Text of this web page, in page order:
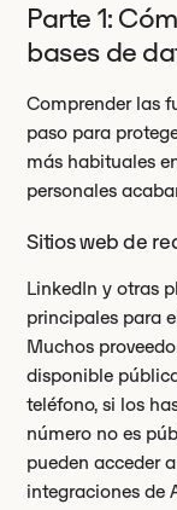
Parte 1:
bases de
Comprender las
paso para
más habituales
personales
Sitios web de
LinkedIn y otras
principales para
Muchos
disponible
teléfono, si los
número no es
pueden acceder
integraciones de